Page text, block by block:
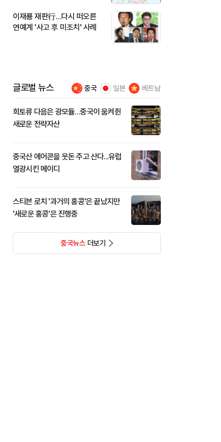
이재룡 재판行…다시 떠오른
연예계 '사고 후 미조치' 사례
글로벌 뉴스 중국 일본 베트남
희토류 다음은 광모듈…중국이 움켜쥔
새로운 전략자산
중국산 에어콘을 웃돈 주고 산다...유럽
열광시킨 메이디
스티븐 로치 '과거의 홍콩'은 끝났지만
'새로운 홍콩'은 진행중
중국뉴스더보기